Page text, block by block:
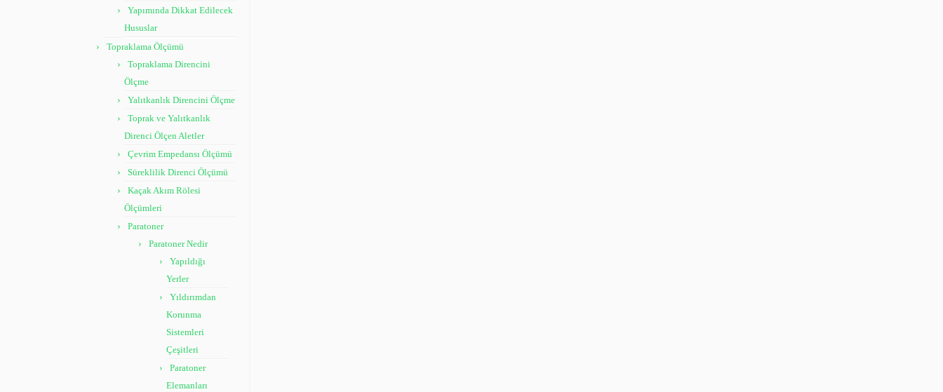
Yapımında Dikkat Edilecek
Hususlar
Topraklama Ölçümü
Topraklama Direncini
Ölçme
Yalıtkanlık Direncini Ölçme
Toprak ve Yalıtkanlık
Direnci Ölçen Aletler
Çevrim Empedansı Ölçümü
Süreklilik Direnci Ölçümü
Kaçak Akım Rölesi
Ölçümleri
Paratoner
Paratoner Nedir
Yapıldığı
Yerler
Yıldırımdan
Korunma
Sistemleri
Çeşitleri
Paratoner
Elemanları